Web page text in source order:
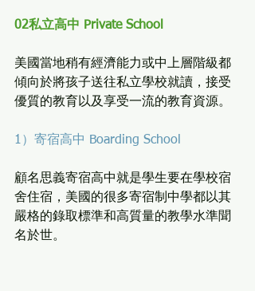
02私立高中 Private School
美國當地稍有經濟能力或中上層階級都
傾向於將孩子送往私立學校就讀，接受
優質的教育以及享受一流的教育資源。
1）寄宿高中 Boarding School
顧名思義寄宿高中就是學生要在學校宿
舍住宿，美國的很多寄宿制中學都以其
嚴格的錄取標準和高質量的教學水準聞
名於世。